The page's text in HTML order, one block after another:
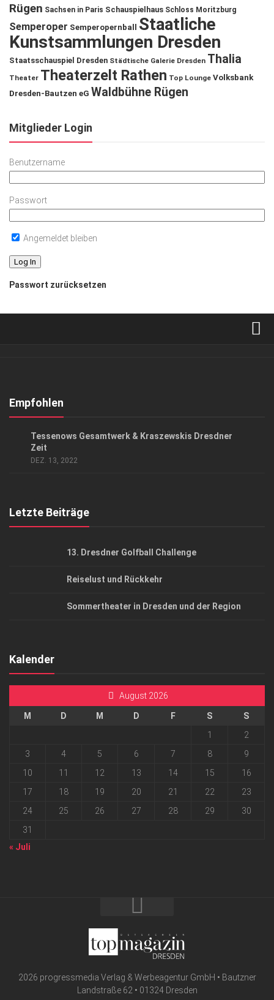
Rügen Sachsen in Paris Schauspielhaus Schloss Moritzburg
Semperoper Semperopernball
Staatliche
Kunstsammlungen Dresden
Staatsschauspiel Dresden Städtische Galerie Dresden Thalia
Theater Theaterzelt Rathen Top Lounge Volksbank
Dresden-Bautzen eG Waldbühne Rügen
Mitglieder Login
Benutzername
Passwort
Angemeldet bleiben
Passwort zurücksetzen
Kontakt, Impressum
Empfohlen
Tessenows Gesamtwerk & Kraszewskis Dresdner
Zeit
DEZ. 13, 2022
Letzte Beiträge
13. Dresdner Golfball Challenge
Reiselust und Rückkehr
Sommertheater in Dresden und der Region
Kalender
August 2026
M D M D F S
S
1
2
3
4 5 6 7 8
9
10
11 12 13 14 15
16
17
18 19 20 21 22
23
24
25 26 27 28 29
30
31
« Juli
2026 progressmedia Verlag & Werbeagentur GmbH • Bautzner
Landstraße 62 • 01324 Dresden